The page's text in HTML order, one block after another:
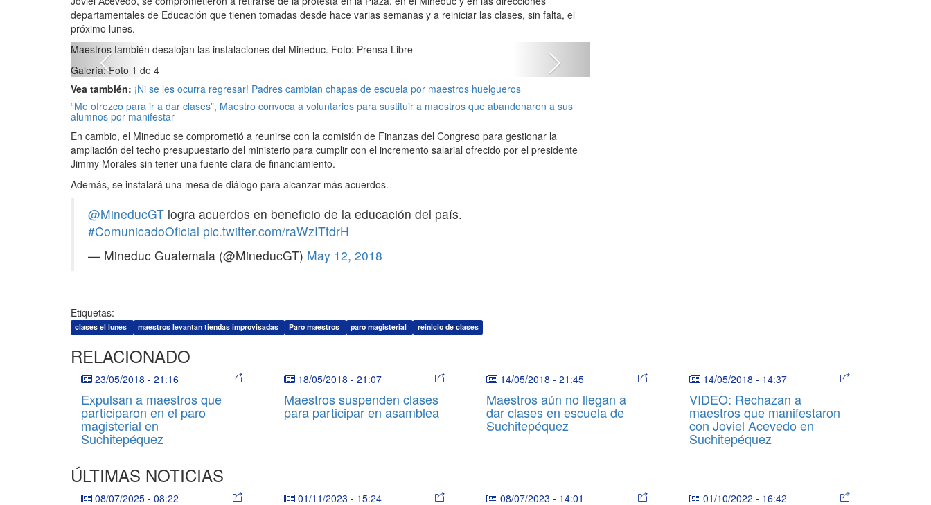
departamentales de Educación que tienen tomadas desde hace varias semanas y a reiniciar las clases, sin falta, el
próximo lunes.
Maestros también desalojan las instalaciones del Mineduc. Foto: Prensa Libre
Galería: Foto 1 de 4
Previous Next
Vea también: ¡Ni se les ocurra regresar! Padres cambian chapas de escuela por maestros huelgueros
“Me ofrezco para ir a dar clases”, Maestro convoca a voluntarios para sustituir a maestros que abandonaron a sus
alumnos por manifestar
En cambio, el Mineduc se comprometió a reunirse con la comisión de Finanzas del Congreso para gestionar la
ampliación del techo presupuestario del ministerio para cumplir con el incremento salarial ofrecido por el presidente
Jimmy Morales sin tener una fuente clara de financiamiento.
Además, se instalará una mesa de diálogo para alcanzar más acuerdos.
@MineducGT logra acuerdos en beneficio de la educación del país.
#ComunicadoOficial pic.twitter.com/raWzITtdrH
— Mineduc Guatemala (@MineducGT) May 12, 2018
Etiquetas:
clases el lunes maestros levantan tiendas improvisadas Paro maestros paro magisterial reinicio de clases
RELACIONADO
23/05/2018 - 21:16
Expulsan a maestros que
participaron en el paro
magisterial en
Suchitepéquez
18/05/2018 - 21:07
Maestros suspenden clases
para participar en asamblea
14/05/2018 - 21:45
Maestros aún no llegan a
dar clases en escuela de
Suchitepéquez
14/05/2018 - 14:37
VIDEO: Rechazan a
maestros que manifestaron
con Joviel Acevedo en
Suchitepéquez
ÚLTIMAS NOTICIAS
08/07/2025 - 08:22 01/11/2023 - 15:24 08/07/2023 - 14:01 01/10/2022 - 16:42